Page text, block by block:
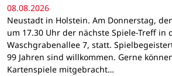
08.08.2026
Neustadt in Holstein. Am Donnerstag,
um 17.30 Uhr der nächste Spiele-Treff in
Waschgrabenallee 7, statt.
99 Jahren sind willkommen. Gerne
Kartenspiele mitgebracht…